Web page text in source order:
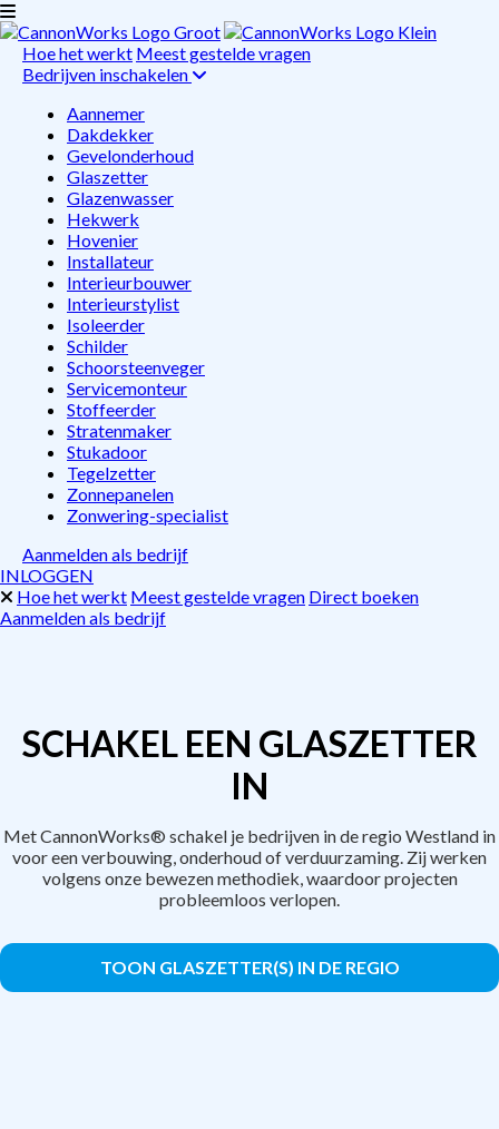
Hoe het werkt Meest gestelde vragen
Bedrijven inschakelen
Aannemer
Dakdekker
Gevelonderhoud
Glaszetter
Glazenwasser
Hekwerk
Hovenier
Installateur
Interieurbouwer
Interieurstylist
Isoleerder
Schilder
Schoorsteenveger
Servicemonteur
Stoffeerder
Stratenmaker
Stukadoor
Tegelzetter
Zonnepanelen
Zonwering-specialist
Aanmelden als bedrijf
INLOGGEN
Hoe het werkt Meest gestelde vragen Direct boeken
Aanmelden als bedrijf
SCHAKEL EEN GLASZETTER
IN
Met CannonWorks® schakel je bedrijven in de regio Westland in
voor een verbouwing, onderhoud of verduurzaming. Zij werken
volgens onze bewezen methodiek, waardoor projecten
probleemloos verlopen.
TOON GLASZETTER(S) IN DE REGIO